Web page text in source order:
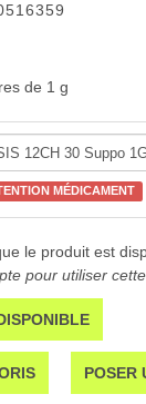
de 1 g
MÉDICAMENT
le produit est
pour utiliser cette
POSER